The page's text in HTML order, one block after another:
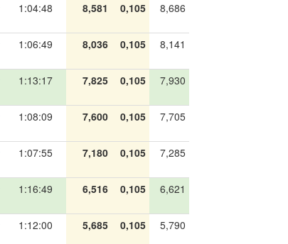
1:04:48 8,581 0,105 8,686
1:06:49 8,036 0,105 8,141
1:13:17 7,825 0,105 7,930
1:08:09 7,600 0,105 7,705
1:07:55 7,180 0,105 7,285
1:16:49 6,516 0,105 6,621
1:12:00 5,685 0,105 5,790